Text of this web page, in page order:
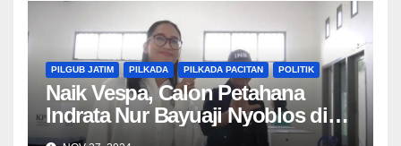
PILGUB JATIM PILKADA PILKADA PACITAN POLITIK
Naik Vespa, Calon Petahana
Indrata Nur Bayuaji Nyoblos di
TPS 004